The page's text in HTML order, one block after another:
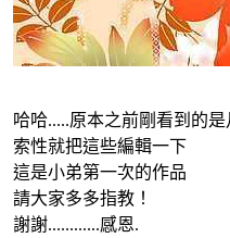
哈哈.....原本之前剛看到的是
索性就把這些編輯一下
這是小弟第一次的作品
請大家多多指教！
謝謝............感恩.